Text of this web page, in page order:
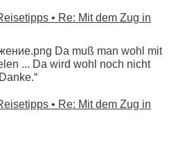
• Re: Mit dem Zug in
Da muß man wohl mit
... Da wird wohl noch nicht
• Re: Mit dem Zug in